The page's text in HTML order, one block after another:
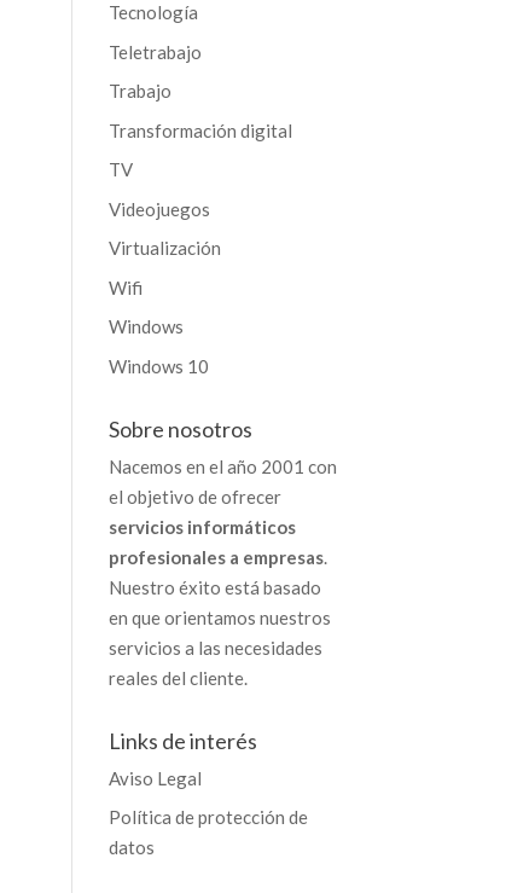
Tecnología
Teletrabajo
Trabajo
Transformación digital
TV
Videojuegos
Virtualización
Wifi
Windows
Windows 10
Sobre nosotros
Nacemos en el año 2001 con
el objetivo de ofrecer
servicios informáticos
profesionales a empresas
Nuestro éxito está basado
en que orientamos nuestros
servicios a las necesidades
reales del cliente.
Links de interés
Aviso Legal
Política de protección de
datos